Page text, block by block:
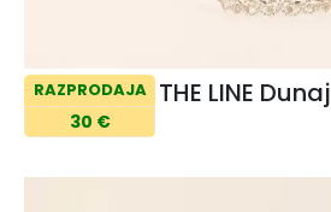
RAZPRODAJA
30 €
THE LINE Dunaj